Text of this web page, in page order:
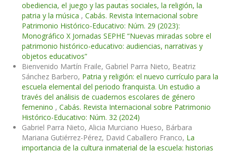
obediencia, el juego y las pautas sociales, la religión, la
patria y la música , Cabás. Revista Internacional sobre
Patrimonio Histórico-Educativo: Núm. 29 (2023):
Monográfico X Jornadas SEPHE “Nuevas miradas sobre el
patrimonio histórico-educativo: audiencias, narrativas y
objetos educativos”
Bienvenido Martín Fraile, Gabriel Parra Nieto, Beatriz
Sánchez Barbero, Patria y religión: el nuevo currículo para la
escuela elemental del periodo franquista. Un estudio a
través del análisis de cuadernos escolares de género
femenino , Cabás. Revista Internacional sobre Patrimonio
Histórico-Educativo: Núm. 32 (2024)
Gabriel Parra Nieto, Alicia Murciano Hueso, Bárbara
Mariana Gutiérrez-Pérez, David Caballero Franco, La
importancia de la cultura inmaterial de la escuela: historias